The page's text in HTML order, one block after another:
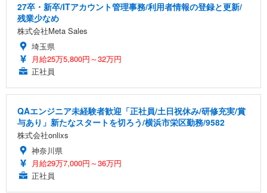
27卒・新卒/ITアカウント管理事務/利用者情報の登録と更新/
残業少なめ
株式会社Meta Sales
埼玉県
月給25万5,800円～32万円
正社員
QAエンジニア未経験者歓迎「正社員/土日祝休み/研修充実/賞
与あり」新たなスタートを切ろう/横浜市栄区勤務/9582
株式会社onlixs
神奈川県
月給29万7,000円～36万円
正社員